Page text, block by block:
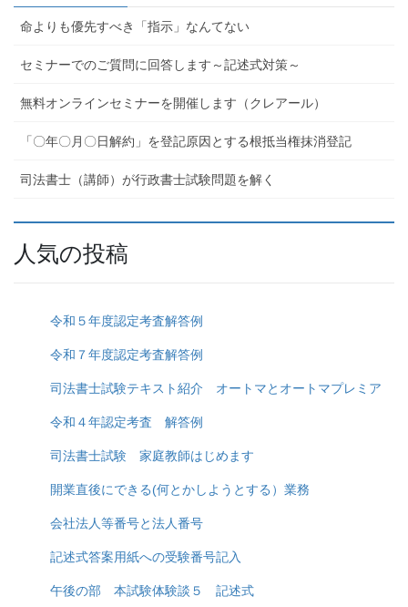
命よりも優先すべき「指示」なんてない
セミナーでのご質問に回答します～記述式対策～
無料オンラインセミナーを開催します（クレアール）
「〇年〇月〇日解約」を登記原因とする根抵当権抹消登記
司法書士（講師）が行政書士試験問題を解く
人気の投稿
令和５年度認定考査解答例
令和７年度認定考査解答例
司法書士試験テキスト紹介 オートマとオートマプレミア
令和４年認定考査 解答例
司法書士試験 家庭教師はじめます
開業直後にできる(何とかしようとする）業務
会社法人等番号と法人番号
記述式答案用紙への受験番号記入
午後の部 本試験体験談５ 記述式